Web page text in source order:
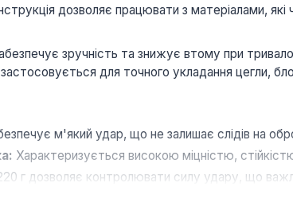
дозволяє працювати з матеріалами,
зручність та знижує втому при
для точного укладання цегли,
м'який удар, що не залишає слідів на
Характеризується високою міцністю,
г дозволяє контролювати силу удару, що